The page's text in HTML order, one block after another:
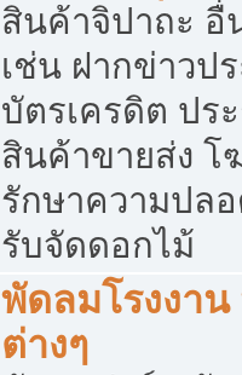
สินค้าจิปาถะ อื่
เช่น ฝากข่าวป
บัตรเครดิต ปร
สินค้าขายส่ง
รักษาความปล
รับจัดดอกไม้
พัดลมโรงงา
ต่างๆ